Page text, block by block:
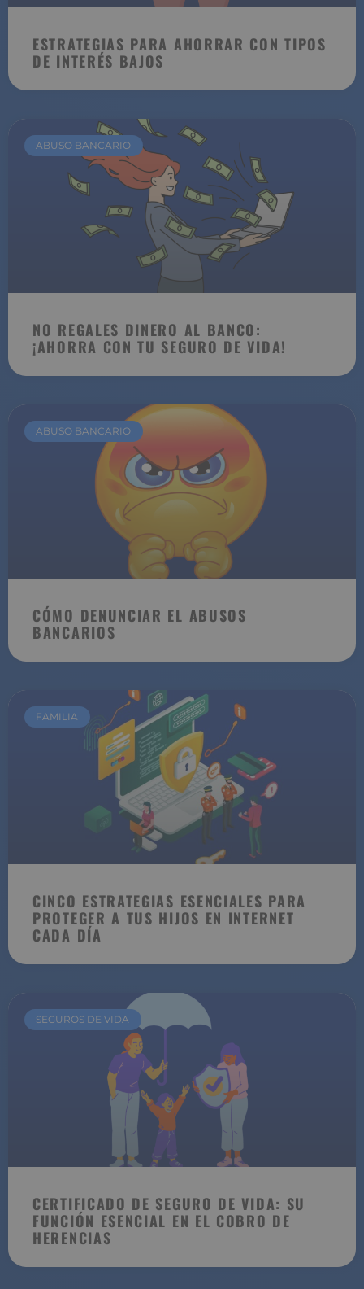
ESTRATEGIAS PARA AHORRAR CON TIPOS
DE INTERÉS BAJOS
ABUSO BANCARIO
NO REGALES DINERO AL BANCO:
¡AHORRA CON TU SEGURO DE VIDA!
ABUSO BANCARIO
CÓMO DENUNCIAR EL ABUSOS
BANCARIOS
FAMILIA
CINCO ESTRATEGIAS ESENCIALES PARA
PROTEGER A TUS HIJOS EN INTERNET
CADA DÍA
SEGUROS DE VIDA
CERTIFICADO DE SEGURO DE VIDA: SU
FUNCIÓN ESENCIAL EN EL COBRO DE
HERENCIAS